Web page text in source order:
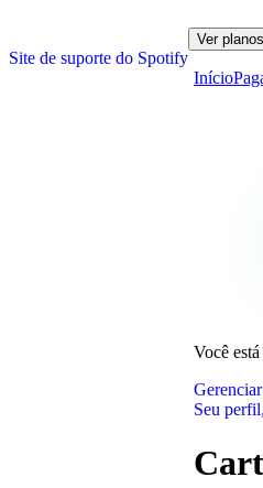
Site de suporte do Spotify
Ver
Início
Você
Seu